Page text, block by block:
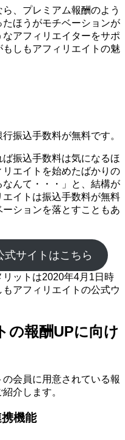
、プレミアム報酬のよう
ほうがモチベーションが
なアフィリエイターをサポ
しもアフィリエイトの魅
振込手数料が無料です。
振込手数料は気になるほ
エイトを始めたばかりの
んて・・・」と、結構が
イトは振込手数料が無料
ションを落とすこともあ
式サイトはこちら
ットは2020年4月1日時
アフィリエイトの公式ウ
の報酬UPに向け
会員に用意されている報
介します。
機能